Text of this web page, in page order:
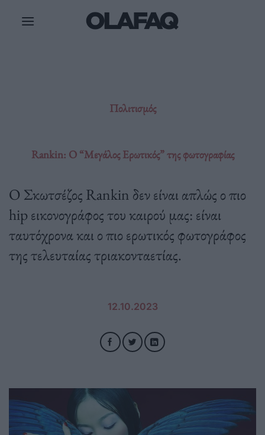
Πολιτισμός
Rankin: Ο “Μεγάλος Ερωτικός” της φωτογραφίας
Ο Σκωτσέζος Rankin δεν είναι απλώς ο πιο
hip εικονογράφος του καιρού μας: είναι
ταυτόχρονα και ο πιο ερωτικός φωτογράφος
της τελευταίας τριακονταετίας.
12.10.2023